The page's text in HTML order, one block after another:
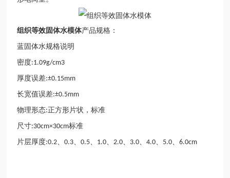
组织等效固体水模体产品规格：
蓝固体水规格说明
密度:1.09g/cm3
厚度误差:±0.15mm
长宽值误差:±0.5mm
物理形态:正方形片状，标准
尺寸:30cm×30cm标准
片层厚度:0.2 、0.3 、0.5 1.0 2.0 3.0 、4.0 5.0 、6.0cm